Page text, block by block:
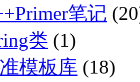
笔记
类 (1)
模板库 (18)